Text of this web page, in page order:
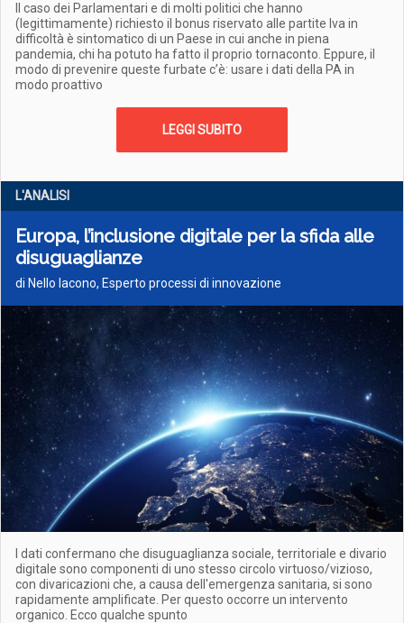
Il caso dei Parlamentari e di molti politici che hanno
(legittimamente) richiesto il bonus riservato alle partite Iva in
difficoltà è sintomatico di un Paese in cui anche in piena
pandemia, chi ha potuto ha fatto il proprio tornaconto. Eppure, il
modo di prevenire queste furbate c’è: usare i dati della PA in
modo proattivo
LEGGI SUBITO
L'ANALISI
Europa, l’inclusione digitale per la sfida alle
disuguaglianze
di Nello Iacono, Esperto processi di innovazione
I dati confermano che disuguaglianza sociale, territoriale e divario
digitale sono componenti di uno stesso circolo virtuoso/vizioso,
con divaricazioni che, a causa dell'emergenza sanitaria, si sono
rapidamente amplificate. Per questo occorre un intervento
organico. Ecco qualche spunto